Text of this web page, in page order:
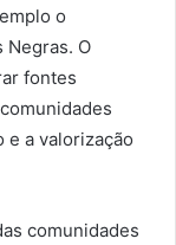
o
Negras. O
fontes
a valorização
comunidades